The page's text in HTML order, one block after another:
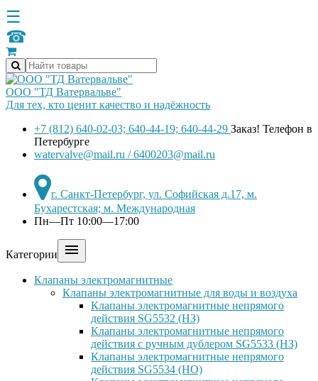
☰
☎
ООО "ТД Ватервальве"
Для тех, кто ценит качество и надёжность
+7 (812) 640-02-03; 640-44-19; 640-44-29 Заказ! Телефон в
Петербурге
watervalve@mail.ru / 6400203@mail.ru
г. Санкт-Петербург, ул. Софийская д.17, м.
Бухарестская; м. Международная
Пн—Пт 10:00—17:00
Категории 
Клапаны электромагнитные
Клапаны электромагнитные для воды и воздуха
Клапаны электромагнитные непрямого
действия SG5532 (НЗ)
Клапаны электромагнитные непрямого
действия с ручным дублером SG5533 (НЗ)
Клапаны электромагнитные непрямого
действия SG5534 (НО)